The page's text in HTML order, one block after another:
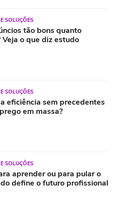
SOLUÇÕES
tão bons quanto
Veja o que diz estudo
SOLUÇÕES
eficiência sem precedentes
em massa?
SOLUÇÕES
aprender ou para pular o
define o futuro profissional